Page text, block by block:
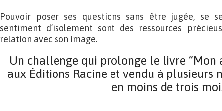
Pouvoir poser ses questions sans être jugée, se
sentiment d’isolement sont des ressources
relation avec son image.
Un challenge qui prolonge le livre “Mon
aux Éditions Racine et vendu à plusieurs
en moins de trois